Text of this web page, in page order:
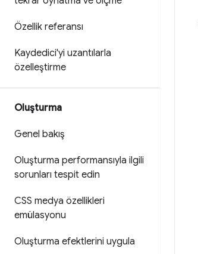
Özellik referansı
Kaydedici'yi uzantılarla
özelleştirme
Oluşturma
Genel bakış
Oluşturma performansıyla ilgili
sorunları tespit edin
CSS medya özellikleri
emülasyonu
Oluşturma efektlerini uygula